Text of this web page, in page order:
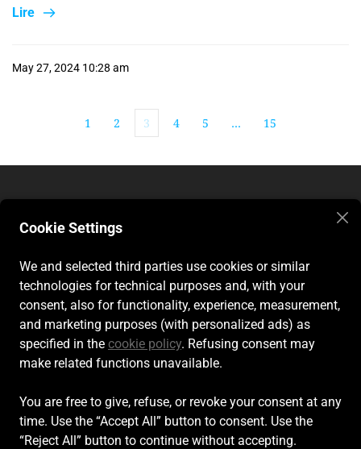
Lire
May 27, 2024 10:28 am
1 2 3 4 5 … 15
Spiagge Srl - Quartier général: Via Marecchiese 48, 47923 Rimini
(RN), IT - capital social Euro 20408,00 - Inscrite au registre des
entreprises de Rimini
Quartier opérationnel: Viale della Repubblica 96A, 47923 Rimini
04536640404
© 2024 Spiagge Srl. Tutti i diritti riservati.
Cookie Settings
We and selected third parties use cookies or similar
technologies for technical purposes and, with your
consent, also for functionality, experience, measurement,
and marketing purposes (with personalized ads) as
specified in the cookie policy. Refusing consent may
make related functions unavailable.
You are free to give, refuse, or revoke your consent at any
time. Use the “Accept All” button to consent. Use the
“Reject All” button to continue without accepting.